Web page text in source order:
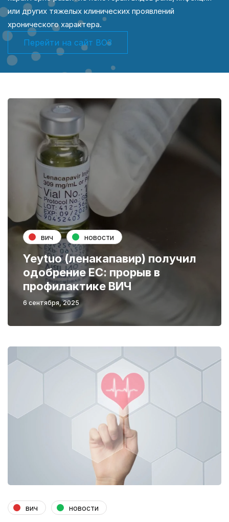
или других тяжелых клинических проявлений
хронического характера.
Перейти на сайт ВОЗ
вич новости
Yeytuo (ленакапавир) получил
одобрение ЕС: прорыв в
профилактике ВИЧ
6 сентября, 2025
вич новости